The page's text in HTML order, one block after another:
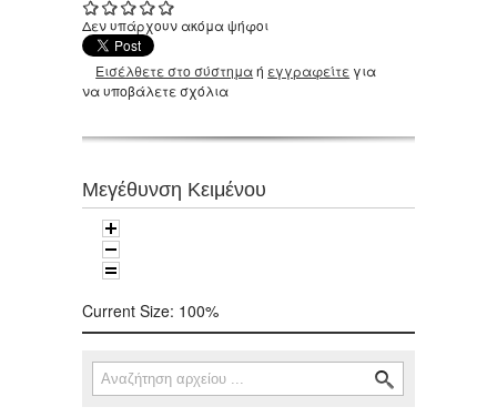
Δεν υπάρχουν ακόμα ψήφοι
Εισέλθετε στο σύστημαή εγγραφείτε για
να υποβάλετε σχόλια
Μεγέθυνση Κειμένου
Current Size: 100%
Φόρμα αναζήτησης
Αναζήτηση